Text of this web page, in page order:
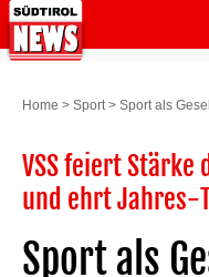
Home > Sport> Sport als
VSS feiert
und ehrt Jahres-
Sport als